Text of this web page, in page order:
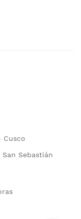
Cusco
Sebastián